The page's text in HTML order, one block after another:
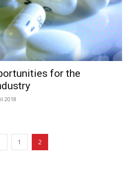
for the
2018
1 2